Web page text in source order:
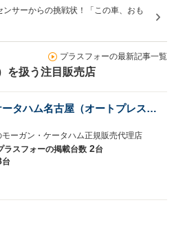
全幅
1.61m
-m
サーからの挑戦状！「この車、おも
プラスフォーの最新記事一覧
を扱う注目販売店
モーガンカーズ名古屋／ケータハム名古屋（オートプレステージ名古屋店）
ーガン・ケータハム正規販売代理店
ラスフォーの掲載台数 2台
台